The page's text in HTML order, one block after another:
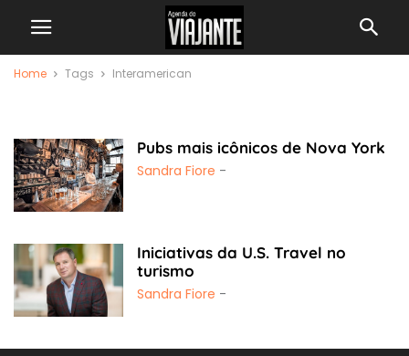
Home Tags Interamerican
Pubs mais icônicos de Nova York
Sandra Fiore -
Iniciativas da U.S. Travel no
turismo
Sandra Fiore -